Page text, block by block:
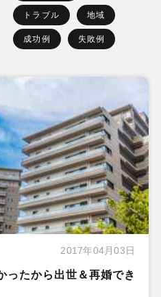
トラブル 地域
成功例 失敗例
2017年04月03日
ったから出世＆再婚でき